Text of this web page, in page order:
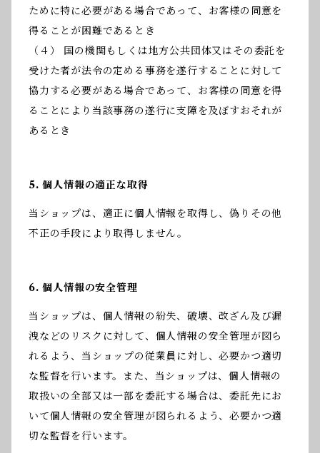
ために特に必要がある場合であって、お客様の同意を
得ることが困難であるとき
（４） 国の機関もしくは地方公共団体又はその委託を
受けた者が法令の定める事務を遂行することに対して
協力する必要がある場合であって、お客様の同意を得
ることにより当該事務の遂行に支障を及ぼすおそれが
あるとき
5. 個人情報の適正な取得
当ショップは、適正に個人情報を取得し、偽りその他
不正の手段により取得しません。
6. 個人情報の安全管理
当ショップは、個人情報の紛失、破壊、改ざん及び漏
洩などのリスクに対して、個人情報の安全管理が図ら
れるよう、当ショップの従業員に対し、必要かつ適切
な監督を行います。また、当ショップは、個人情報の
取扱いの全部又は一部を委託する場合は、委託先にお
いて個人情報の安全管理が図られるよう、必要かつ適
切な監督を行います。